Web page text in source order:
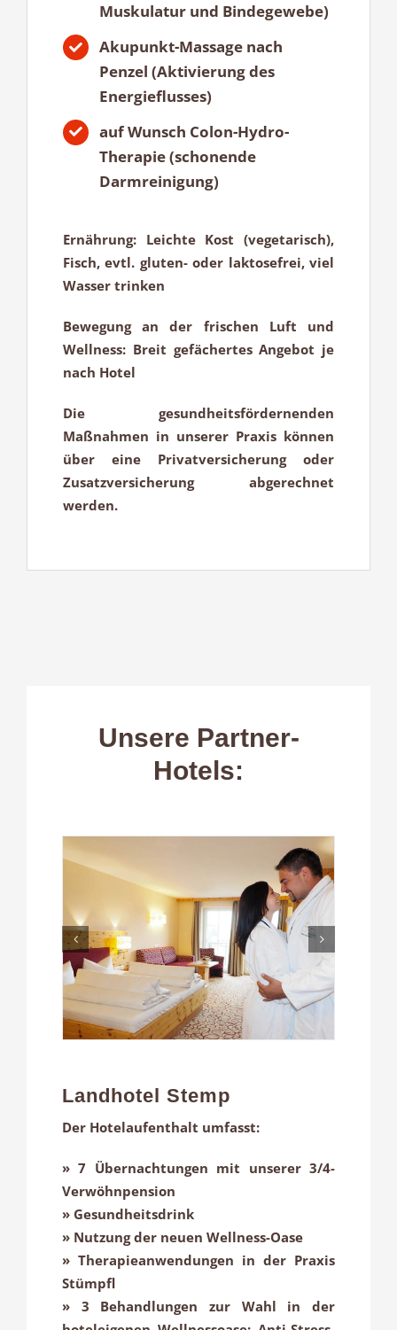
Muskulatur und Bindegewebe)
Akupunkt-Massage nach
Penzel (Aktivierung des
Energieflusses)
auf Wunsch Colon-Hydro-
Therapie (schonende
Darmreinigung)
Ernährung: Leichte Kost (vegetarisch),
Fisch, evtl. gluten- oder laktosefrei, viel
Wasser trinken
Bewegung an der frischen Luft und
Wellness: Breit gefächertes Angebot je
nach Hotel
Die gesundheitsfördernenden
Maßnahmen in unserer Praxis können
über eine Privatversicherung oder
Zusatzversicherung abgerechnet
werden.
Unsere Partner-
Hotels:
Landhotel Stemp
Der Hotelaufenthalt umfasst:
» 7 Übernachtungen mit unserer 3/4-
Verwöhnpension
» Gesundheitsdrink
» Nutzung der neuen Wellness-Oase
» Therapieanwendungen in der Praxis
Stümpfl
» 3 Behandlungen zur Wahl in der